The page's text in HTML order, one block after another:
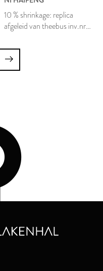
10 % shrinkage: replica
afgeleid van theebus inv.nr.